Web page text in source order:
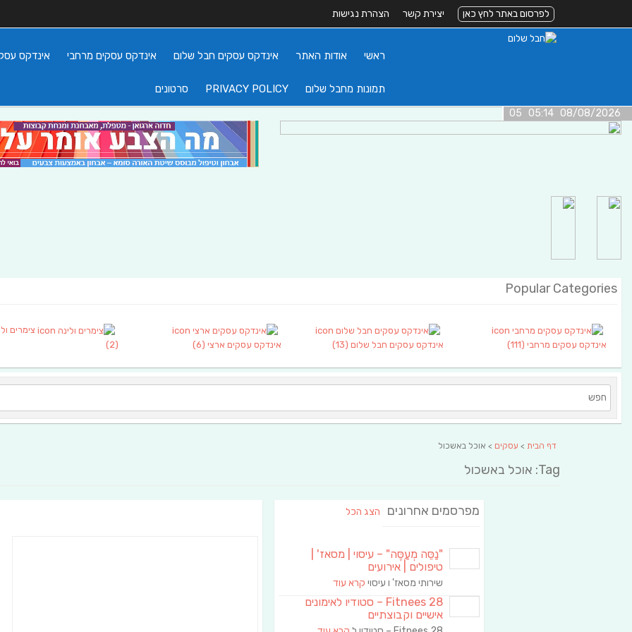
לפרסום באתר לחץ כאן יצירת קשר הצהרת נגישות
ראשי אודות האתר אינדקס עסקים חבל שלום אינדקס עסקים מרחבי אינדקס
תמונות מחבל שלום PRIVACY POLICY סרטונים
08/08/2026 05:14 05
Popular Categories
אינדקס עסקים מרחבי (111) אינדקס עסקים חבל שלום (13) אינדקס עסקים ארצי (6)
צימרים
(2)
דף הבית > עסקים > אוכל באשכול
Tag: אוכל באשכול
מפרסמים אחרונים הצג הכל
"נַסֵּה מְעַסֶּה" – עיסוי | מסאז' |
טיפולים | אירועים
שירותי מסאז' ו עיסוי קרא עוד
Fitnees 28 – סטודיו לאימונים
אישיים וקבוצתיים